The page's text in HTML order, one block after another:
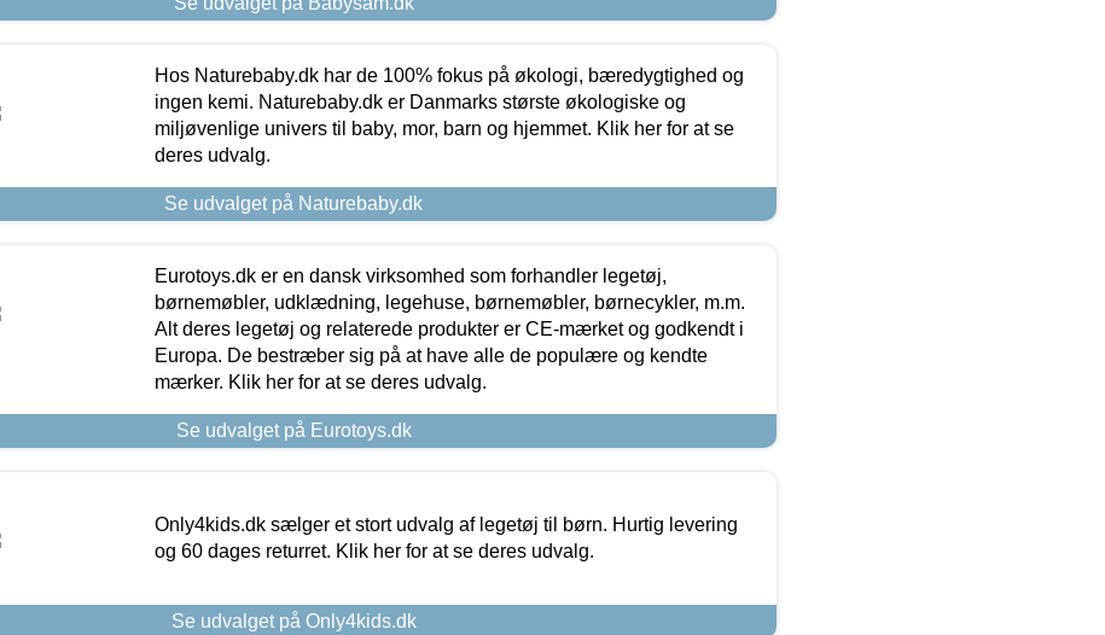
Hos Naturebaby.dk har de 100% fokus på økologi, bæredygtighed og
ingen kemi. Naturebaby.dk er Danmarks største økologiske og
miljøvenlige univers til baby, mor, barn og hjemmet. Klik her for at se
deres udvalg.
Se udvalget på Naturebaby.dk
Eurotoys.dk er en dansk virksomhed som forhandler legetøj,
børnemøbler, udklædning, legehuse, børnemøbler, børnecykler, m.m.
Alt deres legetøj og relaterede produkter er CE-mærket og godkendt i
Europa. De bestræber sig på at have alle de populære og kendte
mærker. Klik her for at se deres udvalg.
Se udvalget på Eurotoys.dk
Only4kids.dk sælger et stort udvalg af legetøj til børn. Hurtig levering
og 60 dages returret. Klik her for at se deres udvalg.
Se udvalget på Only4kids.dk